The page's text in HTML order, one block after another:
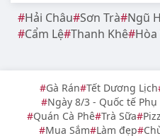
Hải Châu Sơn Trà Ngũ
Cẩm Lệ Thanh Khê Hòa
Gà Rán Tết Dương Lịch
Ngày 8/3 - Quốc tế
Quán Cà Phê Trà Sữa
Mua Sắm Làm đẹp